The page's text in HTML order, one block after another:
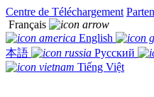
Centre de Téléchargement
Français
English
本語
Русский
Tiếng Việt